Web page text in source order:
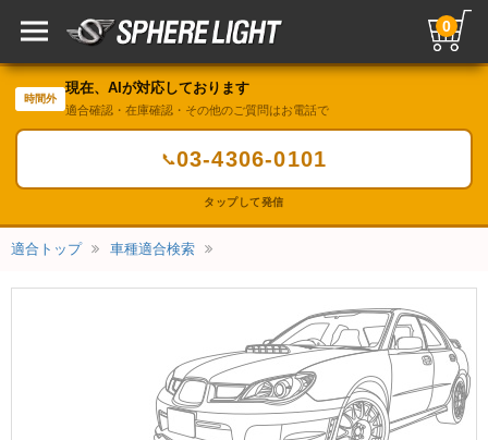
0
時間外
現在、AIが対応しております
適合確認・在庫確認・その他のご質問はお電話で
📞03-4306-0101
タップして発信
適合トップ 車種適合検索